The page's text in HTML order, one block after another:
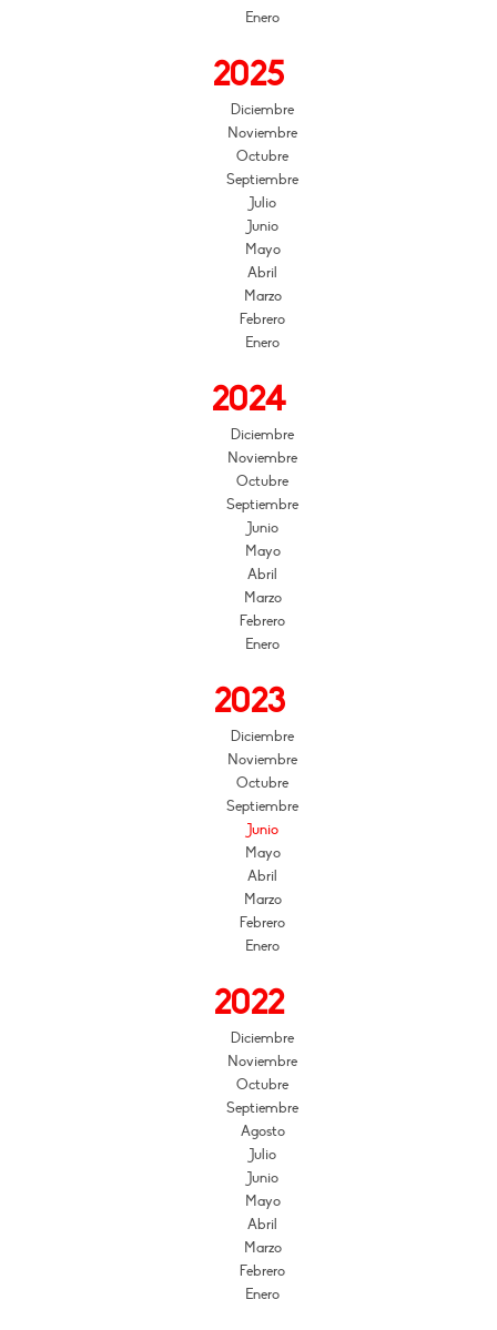
Enero
2025
Diciembre
Noviembre
Octubre
Septiembre
Julio
Junio
Mayo
Abril
Marzo
Febrero
Enero
2024
Diciembre
Noviembre
Octubre
Septiembre
Junio
Mayo
Abril
Marzo
Febrero
Enero
2023
Diciembre
Noviembre
Octubre
Septiembre
Junio
Mayo
Abril
Marzo
Febrero
Enero
2022
Diciembre
Noviembre
Octubre
Septiembre
Agosto
Julio
Junio
Mayo
Abril
Marzo
Febrero
Enero